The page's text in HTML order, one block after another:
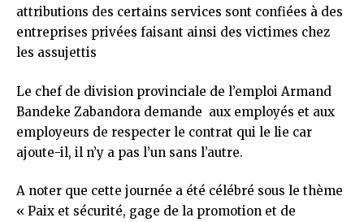
attributions des certains services sont confiées à des
entreprises privées faisant ainsi des victimes chez
les assujettis
Le chef de division provinciale de l’emploi Armand
Bandeke Zabandora demande aux employés et aux
employeurs de respecter le contrat qui le lie car
ajoute-il, il n’y a pas l’un sans l’autre.
A noter que cette journée a été célébré sous le thème
« Paix et sécurité, gage de la promotion et de